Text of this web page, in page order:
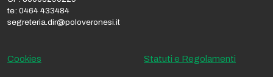
te: 0464 433484
segreteria.dir@poloveronesi.it
Cookies Statuti e Regolamenti